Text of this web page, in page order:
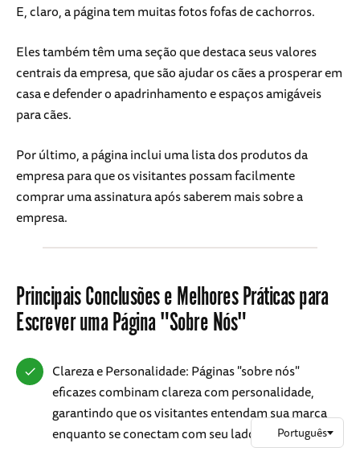
E, claro, a página tem muitas fotos fofas de cachorros.
Eles também têm uma seção que destaca seus valores
centrais da empresa, que são ajudar os cães a prosperar em
casa e defender o apadrinhamento e espaços amigáveis
para cães.
Por último, a página inclui uma lista dos produtos da
empresa para que os visitantes possam facilmente
comprar uma assinatura após saberem mais sobre a
empresa.
Principais Conclusões e Melhores Práticas para
Escrever uma Página "Sobre Nós"
Clareza e Personalidade: Páginas "sobre nós"
eficazes combinam clareza com personalidade,
garantindo que os visitantes entendam sua marca
enquanto se conectam com seu lado humano.